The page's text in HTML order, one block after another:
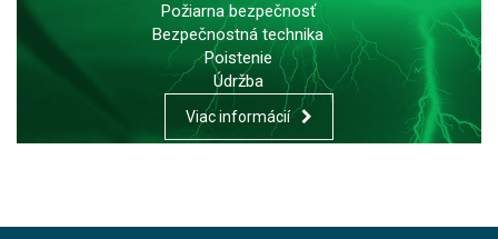
Požiarna bezpečnosť
Bezpečnostná technika
Poistenie
Údržba
Viac informácií